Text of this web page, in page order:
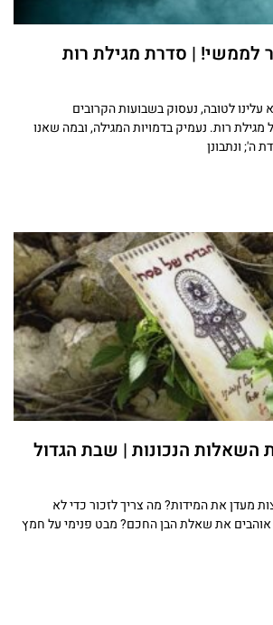
לממשי! | סדרת מגילת רות
לטובה, נעסוק בשבועות הקרובים
רות. נעמיק בדמויות המגילה, ובמה שאנו
ה'; ונתבונן
הנכונות | שבת הגדול
מעדן את המידות? מה צריך לזכור כדי לא
אוהבים את שאלת הבן החכם? מבט פנימי על חמץ